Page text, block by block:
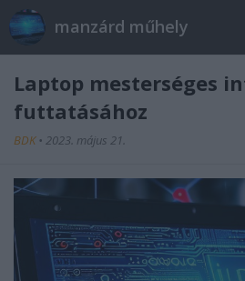
manzárd műhely
Laptop mesterséges
futtatásához
BDK • 2023. május 21.